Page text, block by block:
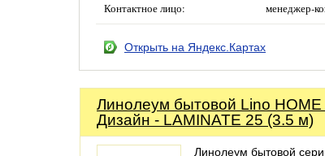
Контактное лицо: менеджер-
Открыть на Яндекс.Картах
Линолеум бытовой Lino HOME
Дизайн - LAMINATE 25 (3.5 м)
Линолеум бытовой